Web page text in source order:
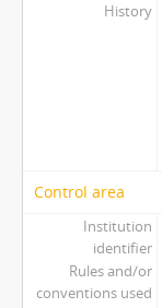
History
Control area
Institution
identifier
Rules and/or
conventions used